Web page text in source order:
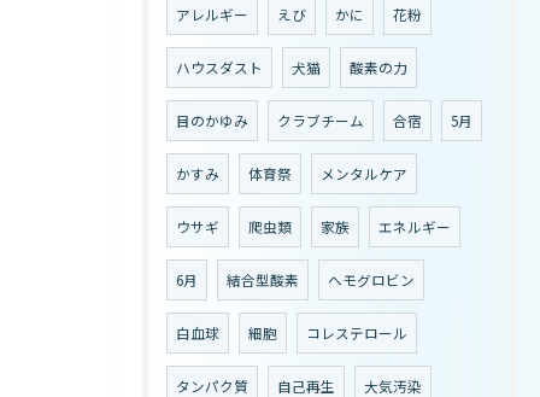
アレルギー えび かに 花粉
ハウスダスト 犬猫 酸素の力
目のかゆみ クラブチーム 合宿 5月
かすみ 体育祭 メンタルケア
ウサギ 爬虫類 家族 エネルギー
6月 結合型酸素 ヘモグロビン
白血球 細胞 コレステロール
タンパク質 自己再生 大気汚染